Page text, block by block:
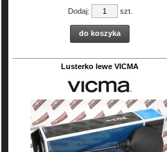
Dodaj: szt.
do koszyka
Lusterko lewe VICMA